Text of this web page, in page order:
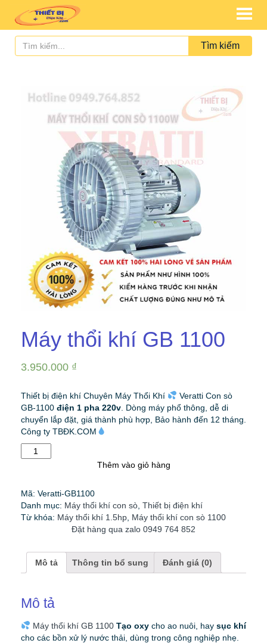
Tìm kiếm
Máy thổi khí GB 1100
3.950.000 ₫
Thiết bị điện khí Chuyên Máy Thổi Khí
Veratti Con sò
GB-1100 điện 1 pha 220v . Dòng máy phổ thông, dễ di
chuyển lắp đặt, giá thành phù hợp, Bảo hành đến 12 tháng.
Công ty TBĐK.COM
Máy
thổi
1100
số
lượng
Thêm vào giỏ hàng
Mã: Veratti-GB1100
Danh mục: Máy thổi khí con sò Thiết bị điện khí
Từ khóa: Máy thổi khí 1.5hp Máy thổi khí con sò 1100
Đặt hàng qua zalo 0949 764 852
Mô tả Thông tin bổ sung Đánh giá (0)
Mô tả
Máy thổi khí GB 1100 Tạo oxycho ao nuôi, hay sục khí
cho các bồn xử lý nước thải, dùng trong công nghiệp nhẹ.